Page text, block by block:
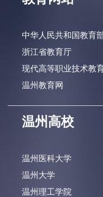
中华人民共和国教育
浙江省教育厅
现代高等职业技术教
温州教育网
温州高校
温州医科大学
温州大学
温州理工学院